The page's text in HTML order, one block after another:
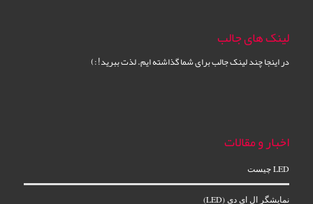
لینک های جالب
در اینجا چند لینک جالب برای شما گذاشته ایم. لذت ببرید! :)
اخبار و مقالات
LED چیست
نمایشگر ال‌ ای‌ دی (LED)